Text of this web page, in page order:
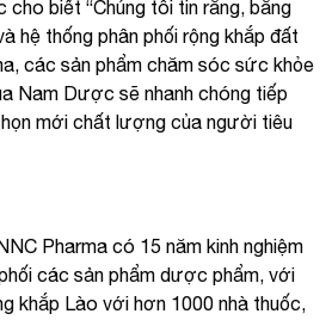
biết “Chúng tôi tin rằng, bằng
hệ thống phân phối rộng khắp đất
các sản phẩm chăm sóc sức khỏe
Nam Dược sẽ nhanh chóng tiếp
mới chất lượng của người tiêu
Pharma có 15 năm kinh nghiệm
các sản phẩm dược phẩm, với
khắp Lào với hơn 1000 nhà thuốc,